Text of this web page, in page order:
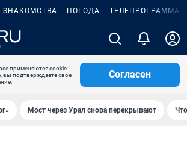
ЗНАКОМСТВА ПОГОДА ТЕЛЕПРОГРАММА
применяются cookie-
вы подтверждаете свое
Согласен
Мост через Урал снова перекрывают